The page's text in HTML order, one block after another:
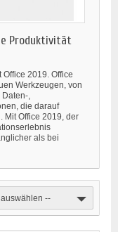
Produktivität
2019. Office
Werkzeugen, von
Daten-,
die darauf
Mit Office 2019, der
als bei
--